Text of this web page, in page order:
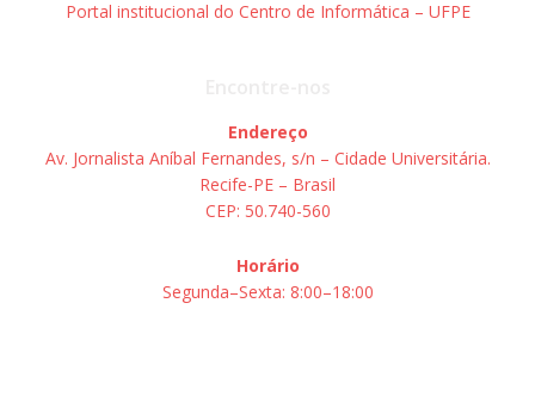
Portal institucional do Centro de Informática – UFPE
Endereço
Av. Jornalista Aníbal Fernandes, s/n – Cidade Universitária.
Recife-PE – Brasil
CEP: 50.740-560
Horário
Segunda–Sexta: 8:00–18:00